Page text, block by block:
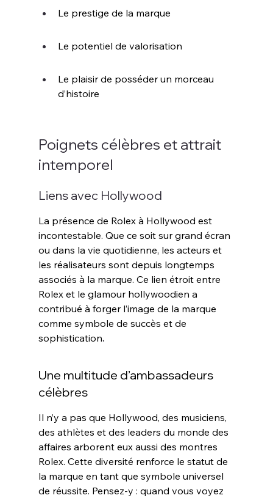
Le prestige de la marque
Le potentiel de valorisation
Le plaisir de posséder un morceau
d’histoire
Poignets célèbres et attrait
intemporel
Liens avec Hollywood
La présence de Rolex à Hollywood est
incontestable. Que ce soit sur grand écran
ou dans la vie quotidienne, les acteurs et
les réalisateurs sont depuis longtemps
associés à la marque. Ce lien étroit entre
Rolex et le glamour hollywoodien a
contribué à forger l’image de la marque
comme symbole de succès et de
sophistication.
Une multitude d’ambassadeurs
célèbres
Il n’y a pas que Hollywood, des musiciens,
des athlètes et des leaders du monde des
affaires arborent eux aussi des montres
Rolex. Cette diversité renforce le statut de
la marque en tant que symbole universel
de réussite. Pensez-y : quand vous voyez